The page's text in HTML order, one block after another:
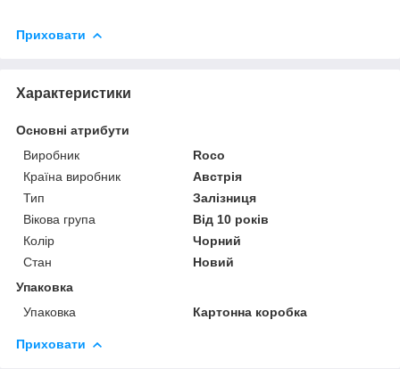
Приховати
Характеристики
Основні атрибути
Виробник
Roco
Країна виробник
Австрія
Тип
Залізниця
Вікова група
Від 10 років
Колір
Чорний
Стан
Новий
Упаковка
Упаковка
Картонна коробка
Приховати